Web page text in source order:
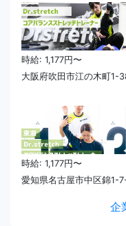
時給: 1,177円〜
大阪府吹田市江の木町1-
時給: 1,177円〜
愛知県名古屋市中区錦1-
企